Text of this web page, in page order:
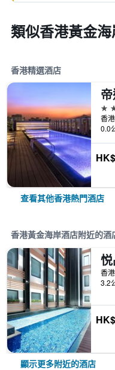
類似香港黃金
香港精選酒店
5
香
0.0
查看其他香港熱門酒店
香港黃金海岸酒店附近的酒
香
3.2
顯示更多附近的酒店